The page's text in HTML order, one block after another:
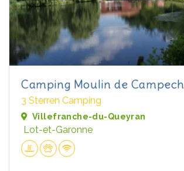
Camping Moulin de Campech
3 Sterren Camping
Villefranche-du-Queyran
Lot-et-Garonne